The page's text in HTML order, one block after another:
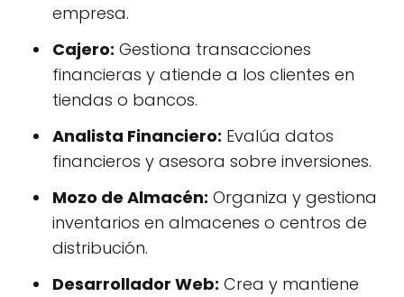
empresa.
Cajero: Gestiona transacciones
financieras y atiende a los clientes en
tiendas o bancos.
Analista Financiero: Evalúa datos
financieros y asesora sobre inversiones.
Mozo de Almacén: Organiza y gestiona
inventarios en almacenes o centros de
distribución.
Desarrollador Web: Crea y mantiene